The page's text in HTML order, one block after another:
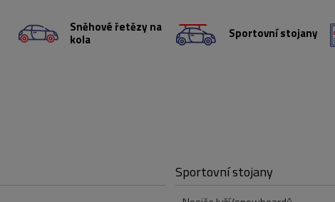
Sněhové řetězy na
kola Sportovní stojany
Sportovní stojany